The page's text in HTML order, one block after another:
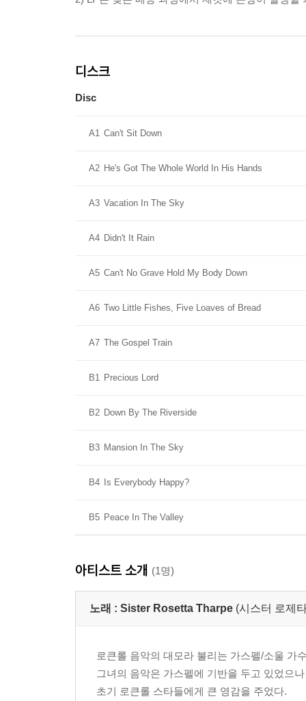
디스크
Disc
A1 Can't Sit Down
A2 He's Got The Whole World In His Hands
A3 Vacation In The Sky
A4 Didn't It Rain
A5 Can't No Grave Hold My Body Down
A6 Two Little Fishes, Five Loaves of Bread
A7 The Gospel Train
B1 Precious Lord
B2 Down By The Riverside
B3 Mansion In The Sky
B4 Is Everybody Happy?
B5 Peace In The Valley
아티스트 소개 (1명)
노래 : Sister Rosetta Tharpe (시스터 로제
로큰롤 음악의 대모라 불리는 가스펠/소울 가
그녀의 음악은 가스펠에 기반을 두고 있었으
초기 로큰롤 스타들에게 큰 영감을 주었다.